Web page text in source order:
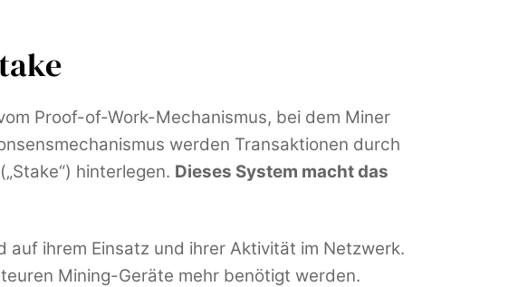
Proof-of-Work-Mechanismus, bei dem Miner
werden Transaktionen durch
hinterlegen. Dieses System macht das
ihrem Einsatz und ihrer Aktivität im Netzwerk.
Mining-Geräte mehr benötigt werden.